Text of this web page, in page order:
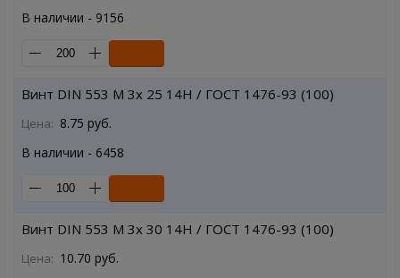
В наличии - 9156
Винт DIN 553 M 3x 25 14H / ГОСТ 1476-93 (100)
Цена: 8.75 руб.
В наличии - 6458
Винт DIN 553 M 3x 30 14H / ГОСТ 1476-93 (100)
Цена: 10.70 руб.